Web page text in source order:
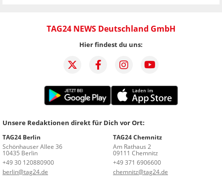
TAG24 NEWS Deutschland GmbH
Hier findest du uns:
Unsere Redaktionen direkt für Dich vor Ort:
TAG24 Berlin
Schönhauser Allee 36
10435 Berlin
+49 30 120880900
berlin@tag24.de
TAG24 Chemnitz
Am Rathaus 2
09111 Chemnitz
+49 371 6906600
chemnitz@tag24.de